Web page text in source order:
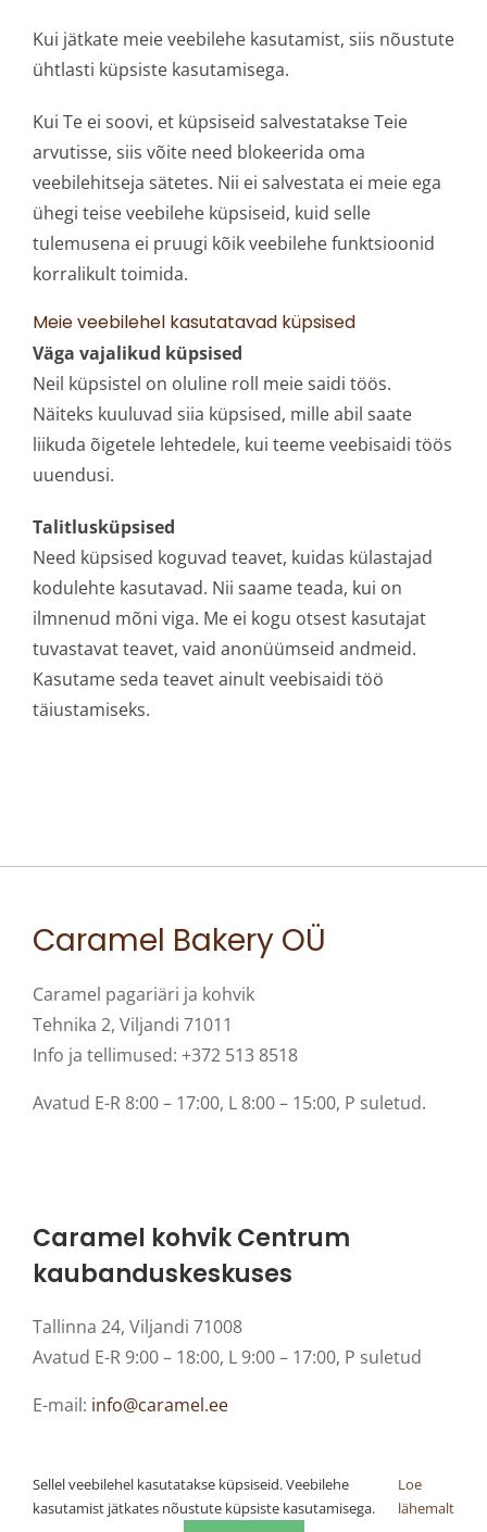
Kui jätkate meie veebilehe kasutamist, siis nõustute
ühtlasti küpsiste kasutamisega.
Kui Te ei soovi, et küpsiseid salvestatakse Teie
arvutisse, siis võite need blokeerida oma
veebilehitseja sätetes. Nii ei salvestata ei meie ega
ühegi teise veebilehe küpsiseid, kuid selle
tulemusena ei pruugi kõik veebilehe funktsioonid
korralikult toimida.
Meie veebilehel kasutatavad küpsised
Väga vajalikud küpsised
Neil küpsistel on oluline roll meie saidi töös.
Näiteks kuuluvad siia küpsised, mille abil saate
liikuda õigetele lehtedele, kui teeme veebisaidi töös
uuendusi.
Talitlusküpsised
Need küpsised koguvad teavet, kuidas külastajad
kodulehte kasutavad. Nii saame teada, kui on
ilmnenud mõni viga. Me ei kogu otsest kasutajat
tuvastavat teavet, vaid anonüümseid andmeid.
Kasutame seda teavet ainult veebisaidi töö
täiustamiseks.
Caramel Bakery OÜ
Caramel pagariäri ja kohvik
Tehnika 2, Viljandi 71011
Info ja tellimused: +372 513 8518
Avatud E-R 8:00 – 17:00, L 8:00 – 15:00, P suletud.
Caramel kohvik Centrum
kaubanduskeskuses
Tallinna 24, Viljandi 71008
Avatud E-R 9:00 – 18:00, L 9:00 – 17:00, P suletud
E-mail: info@caramel.ee
Sellel veebilehel kasutatakse küpsiseid. Veebilehe
kasutamist jätkates nõustute küpsiste kasutamisega.
Loe
lähemalt